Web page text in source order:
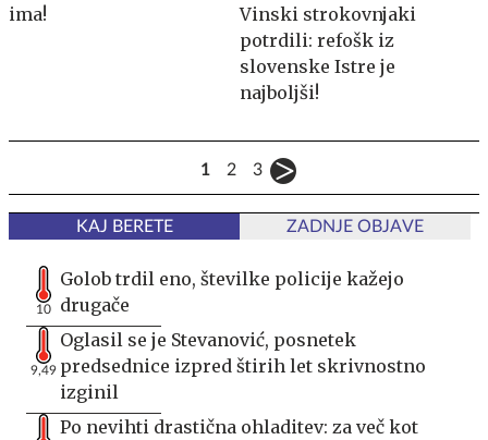
ima!
Vinski strokovnjaki
potrdili: refošk iz
slovenske Istre je
najboljši!
1 2 3
KAJ BERETE ZADNJE OBJAVE
10
Golob trdil eno, številke policije kažejo
drugače
9,49
Oglasil se je Stevanović, posnetek
predsednice izpred štirih let skrivnostno
izginil
Po nevihti drastična ohladitev: za več kot